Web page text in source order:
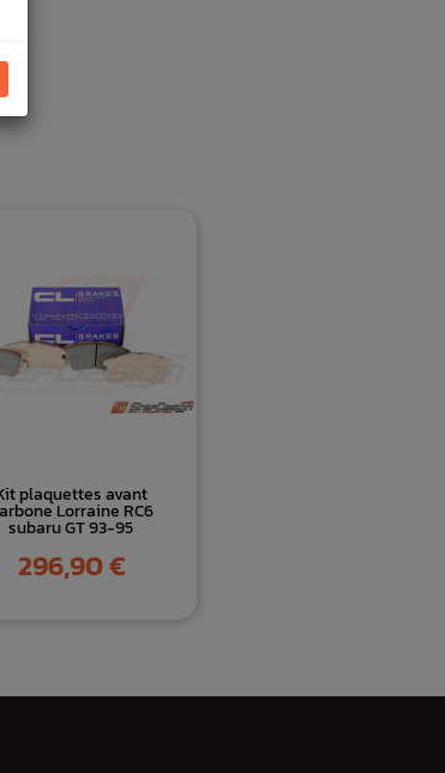
plaquettes avant
Lorraine RC6
subaru GT 93-95
Prix
296,90 €